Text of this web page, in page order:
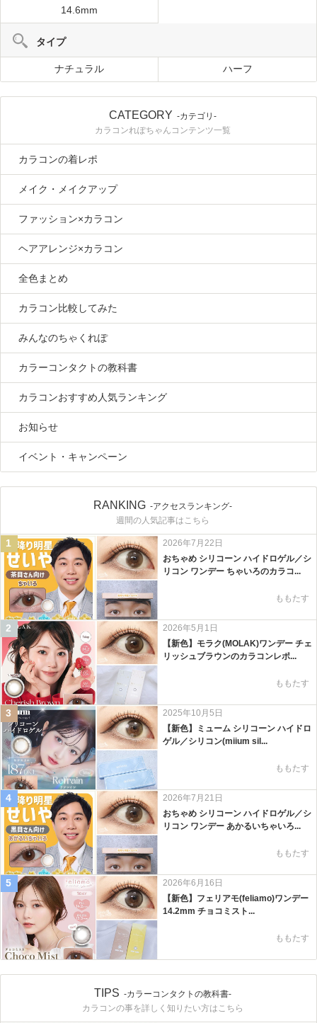
14.6mm
タイプ
ナチュラル ハーフ
CATEGORY -カテゴリ-
カラコンれぽちゃんコンテンツ一覧
カラコンの着レポ
メイク・メイクアップ
ファッション×カラコン
ヘアアレンジ×カラコン
全色まとめ
カラコン比較してみた
みんなのちゃくれぽ
カラーコンタクトの教科書
カラコンおすすめ人気ランキング
お知らせ
イベント・キャンペーン
RANKING -アクセスランキング-
週間の人気記事はこちら
1
2026年7月22日
おちゃめ シリコーン ハイドロゲル／シ
リコン ワンデー ちゃいろのカラコ...
ももたす
2
2026年5月1日
【新色】モラク(MOLAK)ワンデー チェ
リッシュブラウンのカラコンレポ...
ももたす
3
2025年10月5日
【新色】ミューム シリコーン ハイドロ
ゲル／シリコン(miium sil...
ももたす
4
2026年7月21日
おちゃめ シリコーン ハイドロゲル／シ
リコン ワンデー あかるいちゃいろ...
ももたす
5
2026年6月16日
【新色】フェリアモ(feliamo)ワンデー
14.2mm チョコミスト...
ももたす
TIPS -カラーコンタクトの教科書-
カラコンの事を詳しく知りたい方はこちら